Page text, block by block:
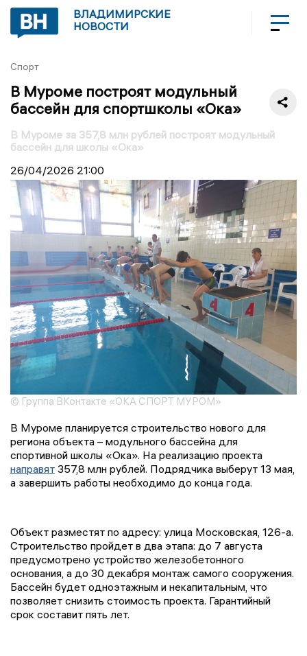
ВЛАДИМИРСКИЕ
НОВОСТИ
Спорт
В Муроме построят модульный
бассейн для спортшколы «Ока»
В Муроме за 357,8 млн рублей построят модульный
бассейн для школы «Ока»
26/04/2026 21:00
© Группа ВКонтакте «ОКА СПОРТ МУРОМ»
В Муроме планируется строительство нового для
региона объекта – модульного бассейна для
спортивной школы «Ока». На реализацию проекта
направят 357,8 млн рублей. Подрядчика выберут 13 мая,
а завершить работы необходимо до конца года.
Объект разместят по адресу: улица Московская, 126-а.
Строительство пройдет в два этапа: до 7 августа
предусмотрено устройство железобетонного
основания, а до 30 декабря монтаж самого сооружения.
Бассейн будет одноэтажным и некапитальным, что
позволяет снизить стоимость проекта. Гарантийный
срок составит пять лет.